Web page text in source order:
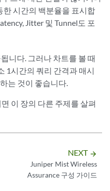
시간의 백분율을 표시합
Jitter 및 Tunnel도 포
니다. 그러나 차트를 볼 때
1시간의 쿼리 간격과 매시
는 것이 좋습니다.
이 장의 다른 주제를 살펴
NEXT arrow_forward
Juniper Mist Wireless
Assurance 구성 가이드